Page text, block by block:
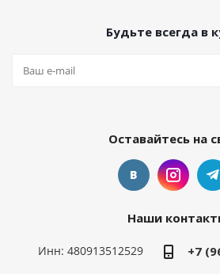
Будьте всегда в
Оставайтесь на
Наши
Инн: 480913512529 +7